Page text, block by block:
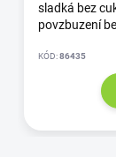
sladká bez
povzbuzení be
KÓD:86435